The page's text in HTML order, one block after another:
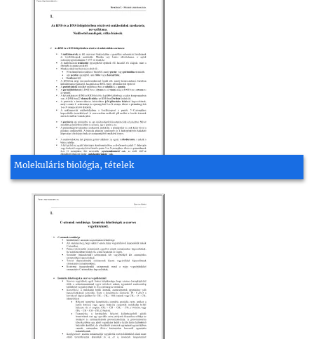
Molekuláris biológia, tételek